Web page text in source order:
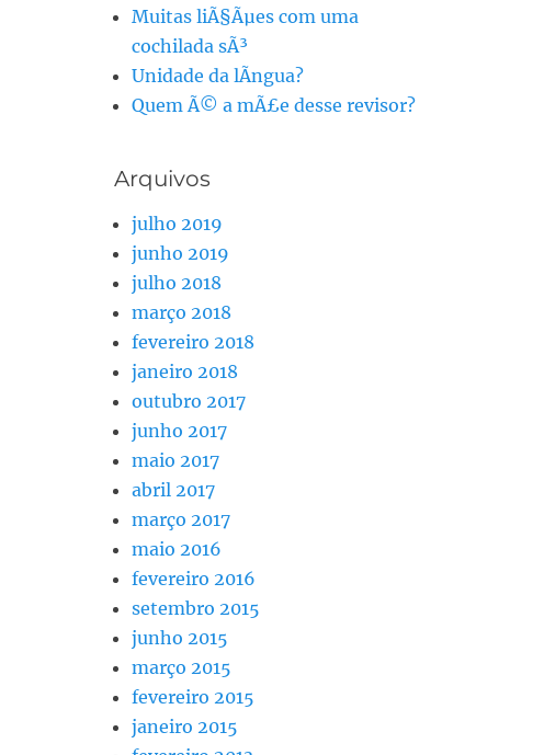
Muitas liÃ§Ãµes com uma
cochilada sÃ³
Unidade da lÃ­ngua?
Quem Ã© a mÃ£e desse revisor?
Arquivos
julho 2019
junho 2019
julho 2018
março 2018
fevereiro 2018
janeiro 2018
outubro 2017
junho 2017
maio 2017
abril 2017
março 2017
maio 2016
fevereiro 2016
setembro 2015
junho 2015
março 2015
fevereiro 2015
janeiro 2015